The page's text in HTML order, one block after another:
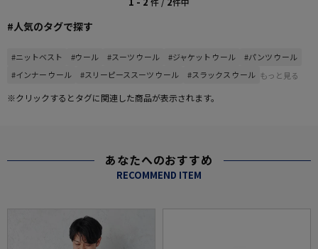
#人気のタグで探す
#ニットベスト #ウール #スーツ ウール #ジャケット ウール
#パンツ ウール
#インナー ウール
#スリーピーススーツ ウール #スラックス ウール もっと見る
※クリックするとタグに関連した商品が表示されます。
あなたへのおすすめ
RECOMMEND ITEM